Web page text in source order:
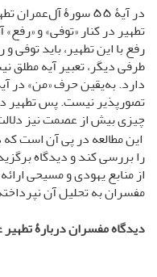
در آیۀ ۵۵ سورۀ
تطهیر در کنار «توفی» و
رفع با این تطهیر، باید توفی
طرفی دیگر، تعبیر آیه مطلق
دارد. به‌یقین حرف «من» در
تصورپذیر نیست. پس تطهیر
چیزی بیش از عصمت نیز
این مطالعه در پی آن است
را بررسی کند و دیدگاه
از منابع یهودی و مسیحی
مفسران به تحلیل آن
دیدگاه مفسران دربارۀ تطهیر عیسی (ع)